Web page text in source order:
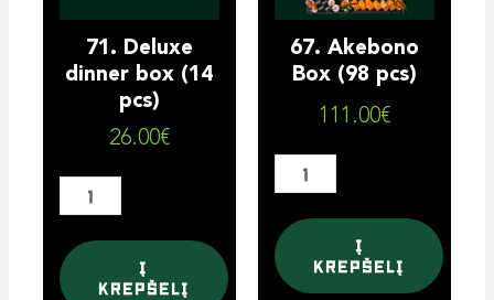
71. Deluxe
dinner box (14
pcs)
26.00€
(14
pcs)
Į
krepšelį
67. Akebono
Box (98 pcs)
111.00€
pcs)
Į
krepšelį